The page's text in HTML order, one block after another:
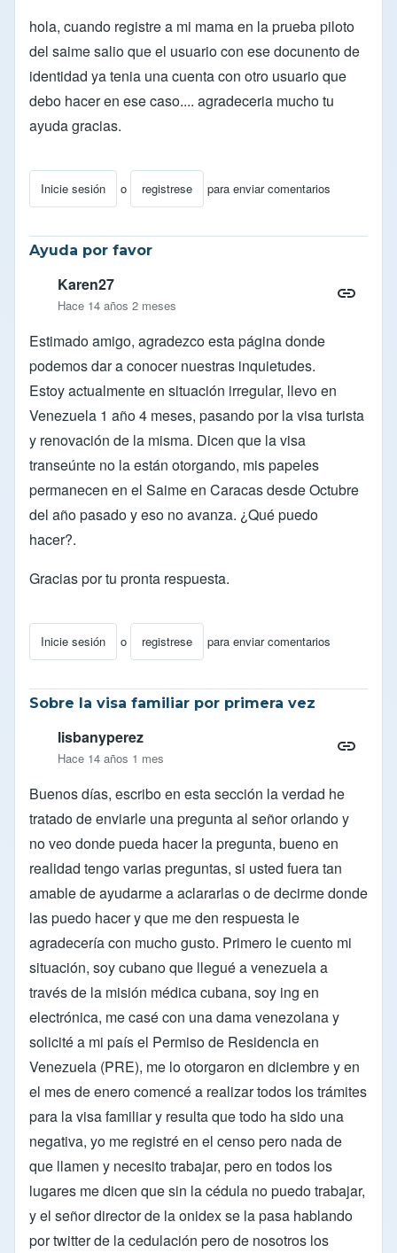
hola, cuando registre a mi mama en la prueba piloto
del saime salio que el usuario con ese docunento de
identidad ya tenia una cuenta con otro usuario que
debo hacer en ese caso.... agradeceria mucho tu
ayuda gracias.
Inicie sesión o registrese para enviar comentarios
Ayuda por favor
Karen27
Hace 14 años 2 meses
Estimado amigo, agradezco esta página donde
podemos dar a conocer nuestras inquietudes.
Estoy actualmente en situación irregular, llevo en
Venezuela 1 año 4 meses, pasando por la visa turista
y renovación de la misma. Dicen que la visa
transeúnte no la están otorgando, mis papeles
permanecen en el Saime en Caracas desde Octubre
del año pasado y eso no avanza. ¿Qué puedo
hacer?.
Gracias por tu pronta respuesta.
Inicie sesión o registrese para enviar comentarios
Sobre la visa familiar por primera vez
lisbanyperez
Hace 14 años 1 mes
Buenos días, escribo en esta sección la verdad he
tratado de enviarle una pregunta al señor orlando y
no veo donde pueda hacer la pregunta, bueno en
realidad tengo varias preguntas, si usted fuera tan
amable de ayudarme a aclararlas o de decirme donde
las puedo hacer y que me den respuesta le
agradecería con mucho gusto. Primero le cuento mi
situación, soy cubano que llegué a venezuela a
través de la misión médica cubana, soy ing en
electrónica, me casé con una dama venezolana y
solicité a mi país el Permiso de Residencia en
Venezuela (PRE), me lo otorgaron en diciembre y en
el mes de enero comencé a realizar todos los trámites
para la visa familiar y resulta que todo ha sido una
negativa, yo me registré en el censo pero nada de
que llamen y necesito trabajar, pero en todos los
lugares me dicen que sin la cédula no puedo trabajar,
y el señor director de la onidex se la pasa hablando
por twitter de la cedulación pero de nosotros los